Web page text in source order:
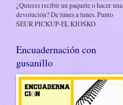
¿Quieres recibir un paquete o hacer una
devolución? De lunes a lunes. Punto
SEUR PICKUP-EL KIOSKO
Encuadernación con
gusanillo